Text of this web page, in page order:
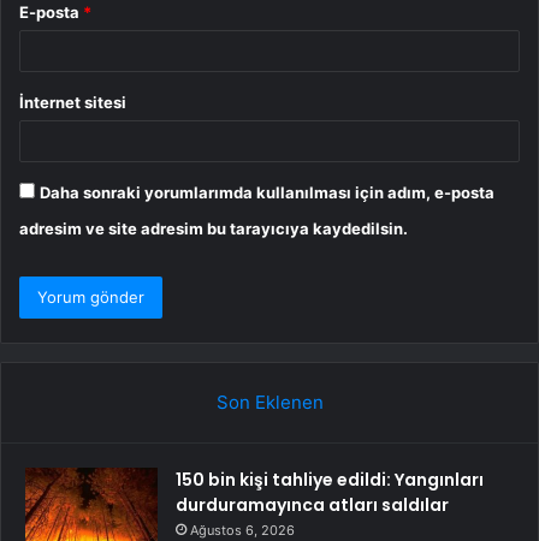
E-posta *
İnternet sitesi
Daha sonraki yorumlarımda kullanılması için adım, e-posta
adresim ve site adresim bu tarayıcıya kaydedilsin.
Son Eklenen
150 bin kişi tahliye edildi: Yangınları
durduramayınca atları saldılar
Ağustos 6, 2026